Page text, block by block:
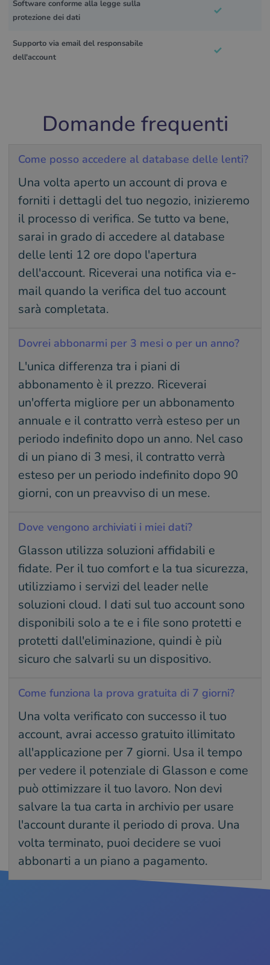
Software conforme alla legge sulla
protezione dei dati
Supporto via email del responsabile
dell'account
Domande frequenti
Come posso accedere al database delle lenti?
Una volta aperto un account di prova e
forniti i dettagli del tuo negozio, inizieremo
il processo di verifica. Se tutto va bene,
sarai in grado di accedere al database
delle lenti 12 ore dopo l'apertura
dell'account. Riceverai una notifica via e-
mail quando la verifica del tuo account
sarà completata.
Dovrei abbonarmi per 3 mesi o per un anno?
L'unica differenza tra i piani di
abbonamento è il prezzo. Riceverai
un'offerta migliore per un abbonamento
annuale e il contratto verrà esteso per un
periodo indefinito dopo un anno. Nel caso
di un piano di 3 mesi, il contratto verrà
esteso per un periodo indefinito dopo 90
giorni, con un preavviso di un mese.
Dove vengono archiviati i miei dati?
Glasson utilizza soluzioni affidabili e
fidate. Per il tuo comfort e la tua sicurezza,
utilizziamo i servizi del leader nelle
soluzioni cloud. I dati sul tuo account sono
disponibili solo a te e i file sono protetti e
protetti dall'eliminazione, quindi è più
sicuro che salvarli su un dispositivo.
Come funziona la prova gratuita di 7 giorni?
Una volta verificato con successo il tuo
account, avrai accesso gratuito illimitato
all'applicazione per 7 giorni. Usa il tempo
per vedere il potenziale di Glasson e come
può ottimizzare il tuo lavoro. Non devi
salvare la tua carta in archivio per usare
l'account durante il periodo di prova. Una
volta terminato, puoi decidere se vuoi
abbonarti a un piano a pagamento.